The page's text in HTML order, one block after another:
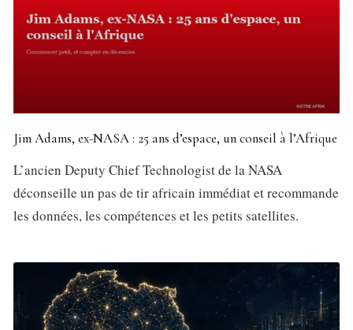
Jim Adams, ex-NASA : 25 ans d’espace, un conseil à l’Afrique
L’ancien Deputy Chief Technologist de la NASA
déconseille un pas de tir africain immédiat et recommande
les données, les compétences et les petits satellites.